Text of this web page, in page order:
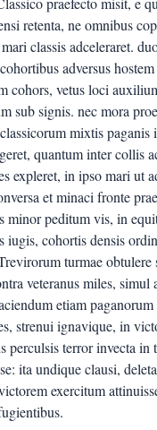
retenta, ne omnibus
classis adceleraret.
adversus
cohors, vetus loci
sub signis. nec mora
mixtis paganis
quantum inter collis
expleret, in ipso mari ut
et minaci fronte
minor peditum vis, in
iugis, cohortis densis
turmae obtulere
veteranus miles, simul
etiam
strenui ignavique, in
perculsis terror invecta in
ita undique clausi,
exercitum